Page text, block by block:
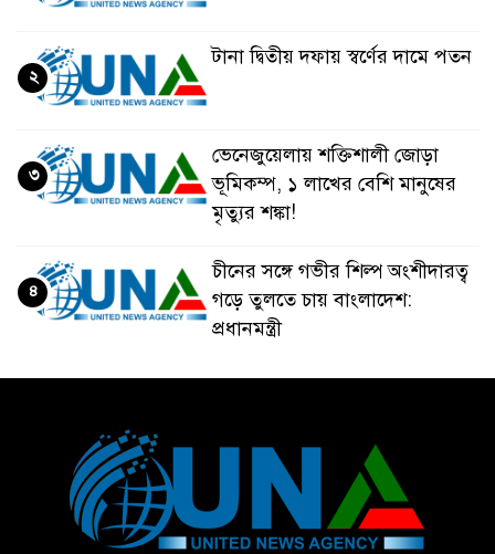
টানা দ্বিতীয় দফায় স্বর্ণের দামে পতন
২
ভেনেজুয়েলায় শক্তিশালী জোড়া
ভূমিকম্প, ১ লাখের বেশি মানুষের
মৃত্যুর শঙ্কা!
৩
চীনের সঙ্গে গভীর শিল্প অংশীদারত্ব
গড়ে তুলতে চায় বাংলাদেশ:
প্রধানমন্ত্রী
৪
টানা ৩ ম্যাচে গোল ভিনির, ইতিহাস
বলছে বিশ্বকাপ জিতবে ব্রাজিল